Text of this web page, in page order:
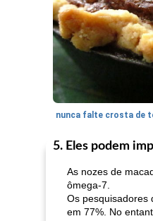
nunca falte crosta de
5. Eles podem
As nozes de
ômega-7.
Os pesquisadores
em 77%. No